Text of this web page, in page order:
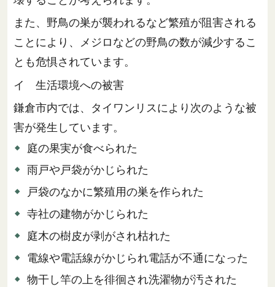
また、野鳥の巣が襲われるなど繁殖が阻害される
ことにより、メジロなどの野鳥の数が減少するこ
とも危惧されています。
イ 生活環境への被害
鎌倉市内では、タイワンリスにより次のような被
害が発生しています。
庭の果実が食べられた
雨戸や戸袋がかじられた
戸袋のなかに繁殖用の巣を作られた
寺社の建物がかじられた
庭木の樹皮が剥がされ枯れた
電線や電話線がかじられ電話が不通になった
物干し竿の上を徘徊され洗濯物が汚された